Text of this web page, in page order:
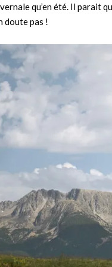
qu’en été. Il parait
doute pas !